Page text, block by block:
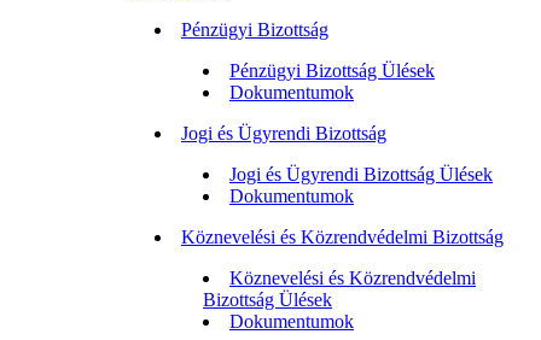
Pénzügyi Bizottság
Pénzügyi Bizottság Ülések
Dokumentumok
Jogi és Ügyrendi Bizottság
Jogi és Ügyrendi Bizottság Ülések
Dokumentumok
Köznevelési és Közrendvédelmi Bizottság
Köznevelési és Közrendvédelmi
Bizottság Ülések
Dokumentumok